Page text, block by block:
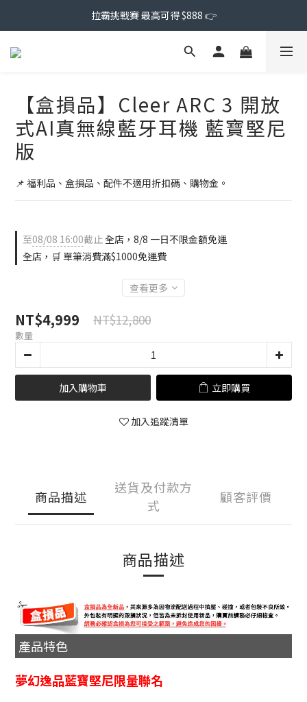
拉霸挑戰賽 最高可得 $888 👉
【盒損品】Cleer ARC 3 開放
式AI真無線藍牙耳機 藍寶堅尼
版
📌 福利品、盒損品、配件不適用折扣碼、購物金。
至08/08 16:00截止全店，8/8 一日不限金額免運
全店，🛒 單筆消費滿$1000免運費
查看更多
NT$4,999 NT$12,800
數量
加入購物車 立即購買
加入追蹤清單
商品描述
送貨及付款方
式
顧客評價
商品描述
產品特色
夢幻逸品藍寶堅尼限量聯名